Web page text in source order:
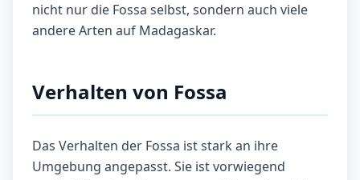
nicht nur die Fossa selbst, sondern auch viele
andere Arten auf Madagaskar.
Verhalten von Fossa
Das Verhalten der Fossa ist stark an ihre
Umgebung angepasst. Sie ist vorwiegend